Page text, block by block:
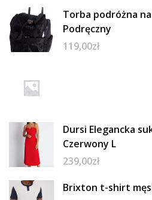
Torba podróżna na
Podręczny
119,00zł
Dursi Elegancka
Czerwony L
239,00zł
Brixton t-shirt